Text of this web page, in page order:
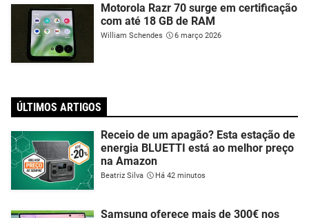
Motorola Razr 70 surge em certificação
com até 18 GB de RAM
William Schendes 6 março 2026
ÚLTIMOS ARTIGOS
Receio de um apagão? Esta estação de
energia BLUETTI está ao melhor preço
na Amazon
Beatriz Silva Há 42 minutos
Samsung oferece mais de 300€ nos